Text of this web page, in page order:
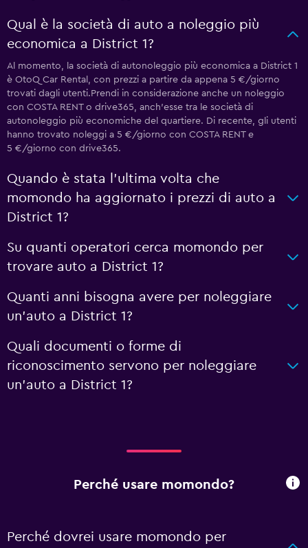
Qual è la società di auto a noleggio più
economica a District 1?
Al momento, la società di autonoleggio più economica a District 1
è OtoQ Car Rental, con prezzi a partire da appena 5 €/giorno
trovati dagli utenti.Prendi in considerazione anche un noleggio
con COSTA RENT o drive365, anch'esse tra le società di
autonoleggio più economiche del quartiere. Di recente, gli utenti
hanno trovato noleggi a 5 €/giorno con COSTA RENT e
5 €/giorno con drive365.
Quando è stata l'ultima volta che
momondo ha aggiornato i prezzi di auto a
District 1?
Su quanti operatori cerca momondo per
trovare auto a District 1?
Quanti anni bisogna avere per noleggiare
un'auto a District 1?
Quali documenti o forme di
riconoscimento servono per noleggiare
un'auto a District 1?
Perché usare momondo?
Perché dovrei usare momondo per